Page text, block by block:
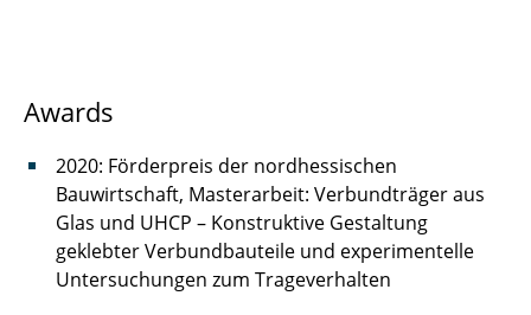
Awards
2020: Förderpreis der nordhessischen
Bauwirtschaft, Masterarbeit: Verbundträger aus
Glas und UHCP – Konstruktive Gestaltung
geklebter Verbundbauteile und experimentelle
Untersuchungen zum Trageverhalten